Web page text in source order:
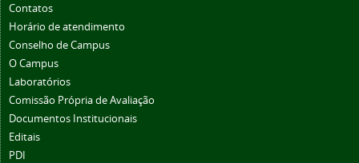
Contatos
Horário de atendimento
Conselho de Campus
O Campus
Laboratórios
Comissão Própria de Avaliação
Documentos Institucionais
Editais
PDI